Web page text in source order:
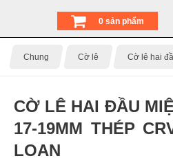
0 sản phẩm
Chung Cờ lê Cờ lê hai
CỜ LÊ HAI ĐẦU
17-19MM THÉP
LOAN